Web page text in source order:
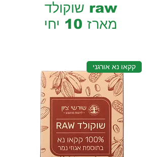
raw שוקולד
מארז 10 יחי
קקאו נא אורגני